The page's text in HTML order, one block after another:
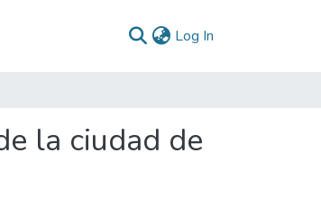
Log In
la ciudad de